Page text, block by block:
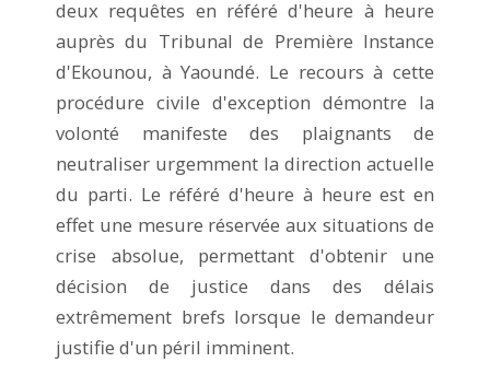
deux requêtes en référé d'heure à heure
auprès du Tribunal de Première Instance
d'Ekounou, à Yaoundé. Le recours à cette
procédure civile d'exception démontre la
volonté manifeste des plaignants de
neutraliser urgemment la direction actuelle
du parti. Le référé d'heure à heure est en
effet une mesure réservée aux situations de
crise absolue, permettant d'obtenir une
décision de justice dans des délais
extrêmement brefs lorsque le demandeur
justifie d'un péril imminent.